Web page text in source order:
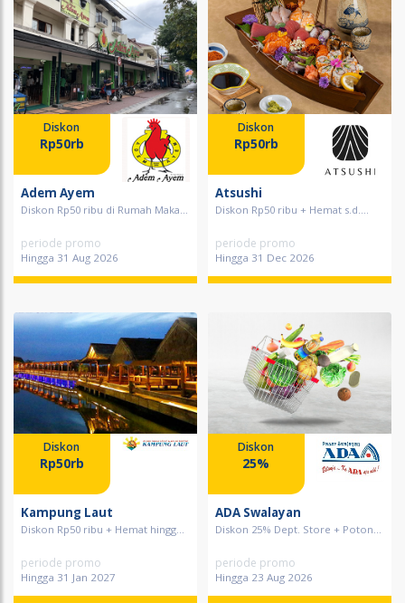
Diskon
Rp50rb
Adem Ayem
Diskon Rp50 ribu di Rumah Maka...
periode promo
Hingga 31 Aug 2026
Diskon
Rp50rb
Atsushi
Diskon Rp50 ribu + Hemat s.d....
periode promo
Hingga 31 Dec 2026
Diskon
Rp50rb
Kampung Laut
Diskon Rp50 ribu + Hemat hingg...
periode promo
Hingga 31 Jan 2027
Diskon
25%
ADA Swalayan
Diskon 25% Dept. Store + Poton...
periode promo
Hingga 23 Aug 2026